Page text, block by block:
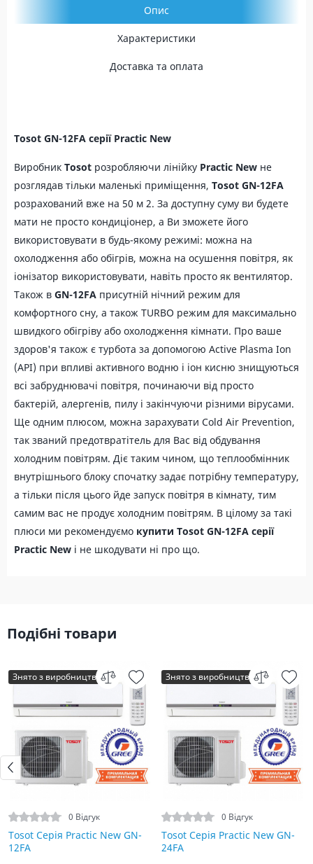
Опис
Характеристики
Доставка та оплата
Tosot GN-12FA серії Practic New
Виробник Tosot розробляючи лінійку Practic New не
розглядав тільки маленькі приміщення, Tosot GN-12FA
розрахований вже на 50 м 2. За доступну суму ви будете
мати не просто кондиціонер, а Ви зможете його
використовувати в будь-якому режимі: можна на
охолодження або обігрів, можна на осушення повітря, як
іонізатор використовувати, навіть просто як вентилятор.
Також в GN-12FA присутній нічний режим для
комфортного сну, а також TURBO режим для максимально
швидкого обігріву або охолодження кімнати. Про ваше
здоров'я також є турбота за допомогою Active Plasma Ion
(API) при впливі активного водню і іон кисню знищуються
всі забруднювачі повітря, починаючи від просто
бактерій, алергенів, пилу і закінчуючи різними вірусами.
Ще одним плюсом, можна зарахувати Cold Air Prevention,
так званий предотвратітель для Вас від обдування
холодним повітрям. Діє таким чином, що теплообмінник
внутрішнього блоку спочатку задає потрібну температуру,
а тільки після цього йде запуск повітря в кімнату, тим
самим вас не продує холодним повітрям. В цілому за такі
плюси ми рекомендуємо купити Tosot GN-12FA серії
Practic New і не шкодувати ні про що.
Подібні товари
Знято з виробництва
0 Відгук
Tosot Серія Practic New GN-
12FA
Знято з виробництва
0 Відгук
Tosot Серія Practic New GN-
24FA